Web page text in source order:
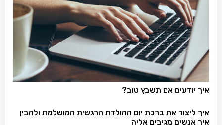
איך יודעים אם תשבץ טוב?
איך ליצור את ברכת יום ההולדת הרגשית המושלמת ולהבין
איך אנשים מגיבים אליה